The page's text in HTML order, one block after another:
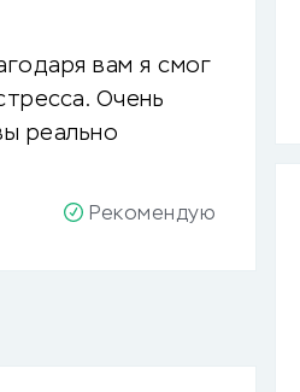
вам я смог
Очень
реально
Рекомендую